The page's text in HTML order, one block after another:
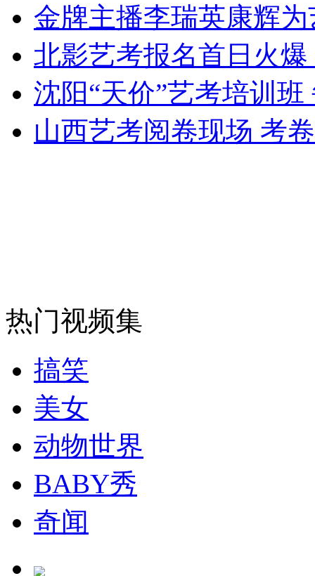
外交部：反对强权政治霸凌主义
外交部：有关国家言论片面不公正
安徽一实载49人客车翻车
纽约上演“枕头大战”
司机酒驾遇交警 急速倒车逃窜
金牌主播李瑞英康辉
北影艺考报名首日火
沈阳“天价”艺考培训班
山西艺考阅卷现场 考
热门视频集
搞笑
美女
动物世界
BABY秀
奇闻